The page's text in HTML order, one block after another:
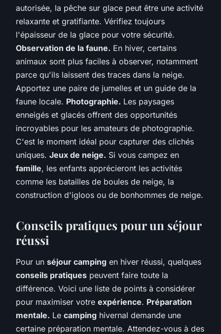
autorisée, la pêche sur glace peut être une activité
relaxante et gratifiante. Vérifiez toujours
l'épaisseur de la glace pour votre sécurité.
Observation de la faune. En hiver, certains
animaux sont plus faciles à observer, notamment
parce qu'ils laissent des traces dans la neige.
Apportez une paire de jumelles et un guide de la
faune locale. Photographie. Les paysages
enneigés et glacés offrent des opportunités
incroyables pour les amateurs de photographie.
C'est le moment idéal pour capturer des clichés
uniques. Jeux de neige. Si vous campez en
famille, les enfants apprécieront les activités
comme les batailles de boules de neige, la
construction d'igloos ou de bonhommes de neige.
Conseils pratiques pour un séjour
réussi
Pour un séjour camping en hiver réussi, quelques
conseils pratiques peuvent faire toute la
différence. Voici une liste de points à considérer
pour maximiser votre expérience. Préparation
mentale. Le camping hivernal demande une
certaine préparation mentale. Attendez-vous à des